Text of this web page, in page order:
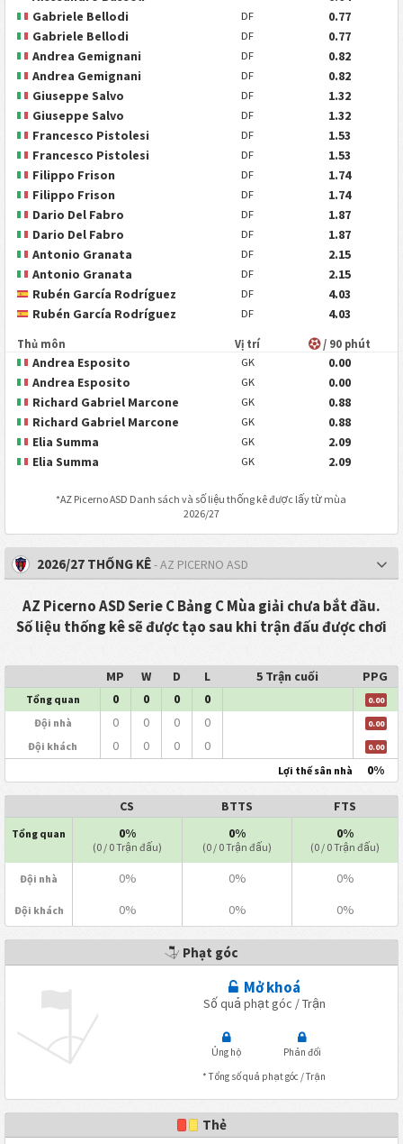
Gabriele Bellodi
DF
0.77
Gabriele Bellodi
DF
0.77
Andrea Gemignani
DF
0.82
Andrea Gemignani
DF
0.82
Giuseppe Salvo
DF
1.32
Giuseppe Salvo
DF
1.32
Francesco Pistolesi
DF
1.53
Francesco Pistolesi
DF
1.53
Filippo Frison
DF
1.74
Filippo Frison
DF
1.74
Dario Del Fabro
DF
1.87
Dario Del Fabro
DF
1.87
Antonio Granata
DF
2.15
Antonio Granata
DF
2.15
Rubén García Rodríguez
DF
4.03
Rubén García Rodríguez
DF 4.03
Thủ môn Vị trí / 90 phút
Andrea Esposito GK
0.00
Andrea Esposito
GK
0.00
Richard Gabriel Marcone
GK
0.88
Richard Gabriel Marcone
GK
0.88
Elia Summa
GK
2.09
Elia Summa
GK 2.09
*AZ Picerno ASD Danh sách và số liệu thống kê được lấy từ mùa
2026/27
2026/27 THỐNG KÊ- AZ PICERNO ASD
AZ Picerno ASD Serie C Bảng C Mùa giải chưa bắt đầu.
Số liệu thống kê sẽ được tạo sau khi trận đấu được chơi
MP W D L 5 Trận cuối PPG
Tổng quan 0 0 0 0 0.00
Đội nhà 0 0 0 0 0.00
Đội khách 0 0 0 0 0.00
Lợi thế sân nhà 0%
CS BTTS FTS
Tổng quan 0%
(0 / 0 Trận đấu)
0%
(0 / 0 Trận đấu)
0%
(0 / 0 Trận đấu)
Đội nhà 0% 0% 0%
Đội khách 0% 0% 0%
Phạt góc
Mở khoá
Số quả phạt góc / Trận
Ủng hộ
Phản đối
* Tổng số quả phạt góc / Trận
Thẻ